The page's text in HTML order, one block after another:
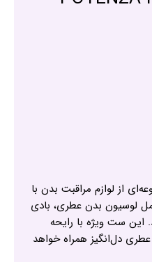
از لوازم مراقبت بدن با
لوسیون بدن عطری، بادی
ست ویژه با رایحه‌
دل‌انگیز همراه خواهد